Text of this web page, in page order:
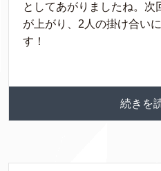
としてあがりましたね。次
が上がり、2人の掛け合い
す！
続きを